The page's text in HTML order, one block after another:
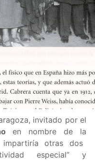
invitado por el
en nombre de la
otras dos
especial” y